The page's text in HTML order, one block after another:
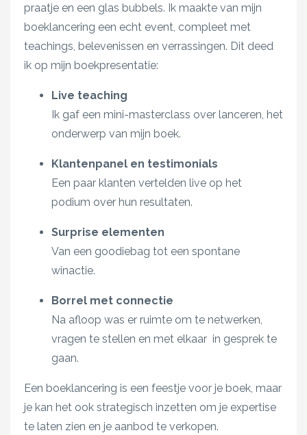
praatje en een glas bubbels. Ik maakte van mijn
boeklancering een echt event, compleet met
teachings, belevenissen en verrassingen. Dit deed
ik op mijn boekpresentatie:
Live teaching
Ik gaf een mini-masterclass over lanceren, het
onderwerp van mijn boek.
Klantenpanel en testimonials
Een paar klanten vertelden live op het
podium over hun resultaten.
Surprise elementen
Van een goodiebag tot een spontane
winactie.
Borrel met connectie
Na afloop was er ruimte om te netwerken,
vragen te stellen en met elkaar in gesprek te
gaan.
Een boeklancering is een feestje voor je boek, maar
je kan het ook strategisch inzetten om je expertise
te laten zien en je aanbod te verkopen.